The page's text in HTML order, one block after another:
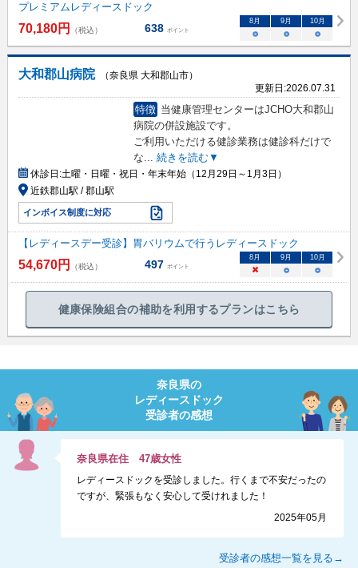
プレミアムレディースドック
70,180円 （税込） 638 ポイント
8月 9月 10月
○ ○ ○
大和郡山病院
（奈良県 大和郡山市）
更新日:2026.07.31
特徴 当健康管理センターはJCHO大和郡山
病院の併設施設です。
ご利用いただける健診業務は健診科だけで
な... 続きを読む▼
休診日:土曜・日曜・祝日・年末年始（12月29日～1月3日）
近鉄郡山駅 / 郡山駅
インボイス制度に対応
【レディースデー受診】胃バリウムで行うレディースドック
54,670円 （税込） 497 ポイント
8月 9月 10月
× ○ ○
健康保険組合の補助を利用するプランはこちら
奈良県の
レディースドック
受診者の感想
奈良県在住47歳女性
レディースドックを受診しました。行くまで不安だったの
ですが、緊張もなく安心して受けれました！
2025年05月
受診者の感想一覧を見る→